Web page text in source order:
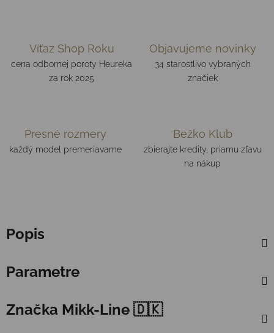
Víťaz Shop Roku
cena odbornej poroty Heureka
za rok 2025
Objavujeme novinky
34 starostlivo vybraných
značiek
Presné rozmery
každý model premeriavame
Bežko Klub
zbierajte kredity, priamu zľavu
na nákup
Popis
Parametre
Značka Mikk-Line 🇩🇰